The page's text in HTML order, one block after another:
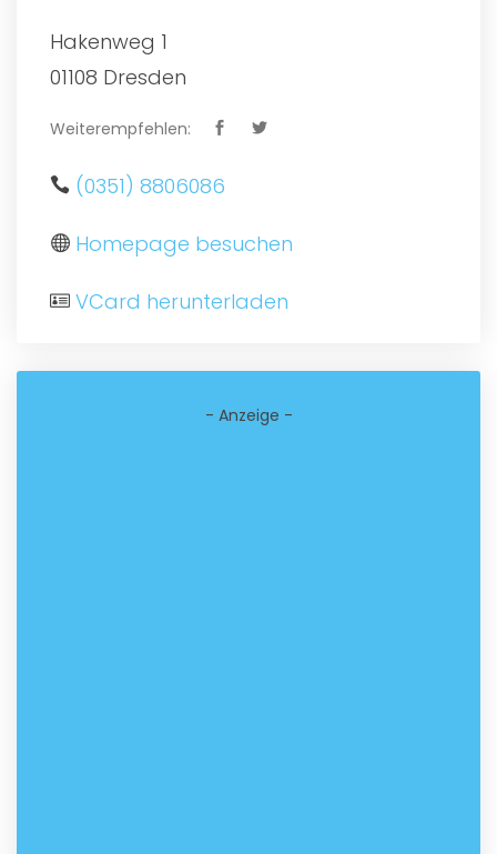
Hakenweg 1
01108 Dresden
Weiterempfehlen:
(0351) 8806086
Homepage besuchen
VCard herunterladen
- Anzeige -